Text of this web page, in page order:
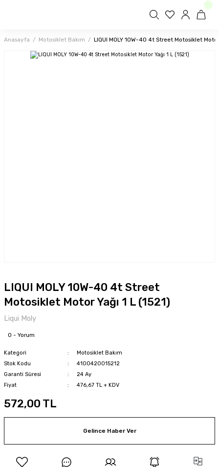
Anasayfa Motosiklet Bakım LIQUI MOLY 10W-40 4t Street Motosiklet Motor
LIQUI MOLY 10W-40 4t Street
Motosiklet Motor Yağı 1 L (1521)
Liqui Moly
0 - Yorum
Kategori
Motosiklet Bakım
Stok Kodu
4100420015212
Garanti Süresi
24 Ay
Fiyat
476,67 TL + KDV
572,00 TL
Gelince Haber Ver